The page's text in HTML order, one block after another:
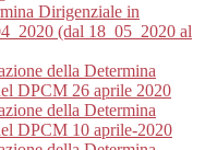
Dirigenziale in
(dal 18_05_2020 al
della Determina
DPCM 26 aprile 2020
della Determina
DPCM 10 aprile-2020